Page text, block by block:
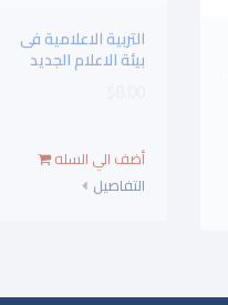
التربية الاعلامية فى
بيئة الاعلام الجديد
التفاصيل